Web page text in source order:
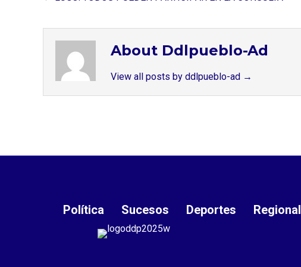
About Ddlpueblo-Ad
View all posts by ddlpueblo-ad →
Política Sucesos Deportes Regional